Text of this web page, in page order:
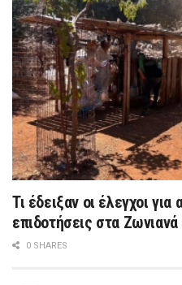
Τι έδειξαν οι έλεγχοι για
επιδοτήσεις στα Ζωνιανά
0 SHARES